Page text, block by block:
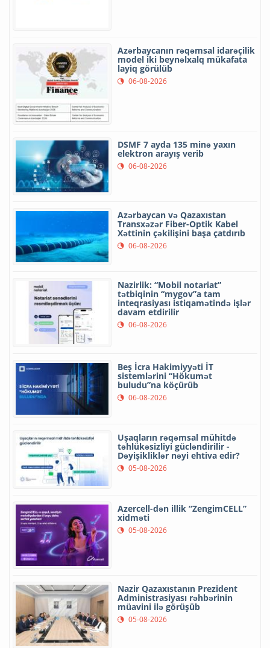
Azərbaycanın rəqəmsal idarəçilik
model iki beynəlxalq mükafata
layiq görülüb
06-08-2026
DSMF 7 ayda 135 minə yaxın
elektron arayış verib
06-08-2026
Azərbaycan və Qazaxıstan
Transxəzər Fiber-Optik Kabel
Xəttinin çəkilişini başa çatdırıb
06-08-2026
Nazirlik: “Mobil notariat”
tətbiqinin “mygov”a tam
inteqrasiyası istiqamətində işlər
davam etdirilir
06-08-2026
Beş İcra Hakimiyyəti İT
sistemlərini “Hökumət
buludu”na köçürüb
06-08-2026
Uşaqların rəqəmsal mühitdə
təhlükəsizliyi gücləndirilir -
Dəyişikliklər nəyi ehtiva edir?
05-08-2026
Azercell-dən illik “ZengimCELL”
xidməti
05-08-2026
Nazir Qazaxıstanın Prezident
Administrasiyası rəhbərinin
müavini ilə görüşüb
05-08-2026